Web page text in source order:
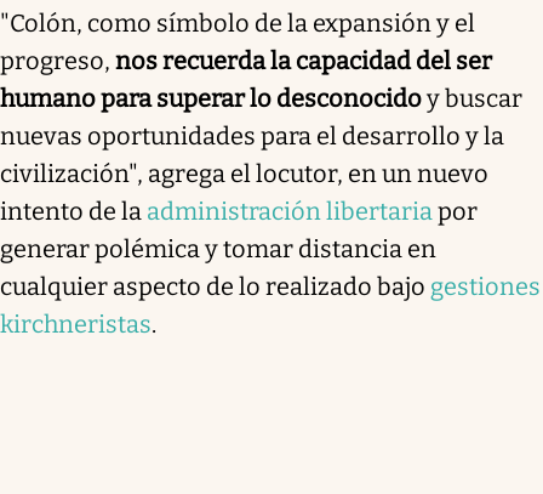
"Colón, como símbolo de la expansión y el
progreso, nos recuerda la capacidad del ser
humano para superar lo desconocidoy buscar
nuevas oportunidades para el desarrollo y la
civilización", agrega el locutor, en un nuevo
intento de la administración libertariapor
generar polémica y tomar distancia en
cualquier aspecto de lo realizado bajo gestiones
kirchneristas.